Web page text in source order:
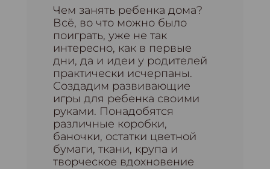
Чем занять ребенка дома?
Всё, во что можно было
поиграть, уже не так
интересно, как в первые
дни, да и идеи у родителей
практически исчерпаны.
Создадим развивающие
игры для ребенка своими
руками. Понадобятся
различные коробки,
баночки, остатки цветной
бумаги, ткани, крупа и
творческое вдохновение